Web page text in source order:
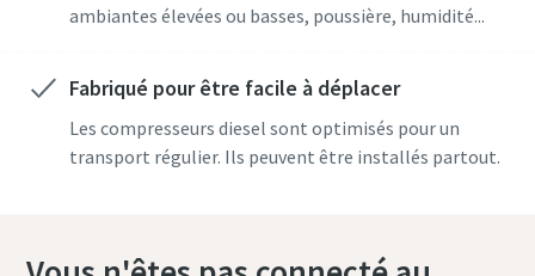
ambiantes élevées ou basses, poussière, humidité...
Fabriqué pour être facile à déplacer
Les compresseurs diesel sont optimisés pour un
transport régulier. Ils peuvent être installés partout.